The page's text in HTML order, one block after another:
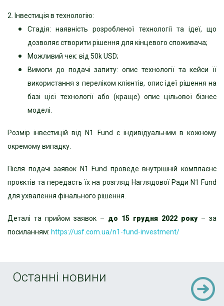
2. Інвестиція в технологію:
Стадія: наявність розробленої технології та ідеї, що
дозволяє створити рішення для кінцевого споживача;
Можливий чек: від 50k USD;
Вимоги до подачі запиту: опис технології та кейси її
використання з переліком клієнтів, опис ідеї рішення на
базі цієї технології або (краще) опис цільової бізнес
моделі.
Розмір інвестицій від N1 Fund є індивідуальним в кожному
окремому випадку.
Після подачі заявок N1 Fund проведе внутрішній комплаєнс
проєктів та передасть їх на розгляд Наглядової Ради N1 Fund
для ухвалення фінального рішення.
Деталі та прийом заявок – до 15 грудня 2022 року– за
посиланням: https://usf.com.ua/n1-fund-investment/
Останні новини